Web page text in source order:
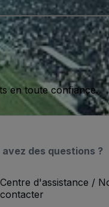
en toute confiance.
avez des questions ?
Centre d'assistance /
contacter